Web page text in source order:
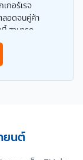
กอร์เรจ
ลอดจนคู่ค้า
สามารถ
ข้อมูลส่วน
ะสงค์ใน
การขาย
และการ
รองข้อมูล
คลได้ที่
ยนต์